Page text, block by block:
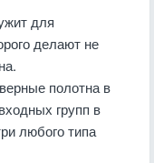
для
делают не
полотна в
групп в
любого типа